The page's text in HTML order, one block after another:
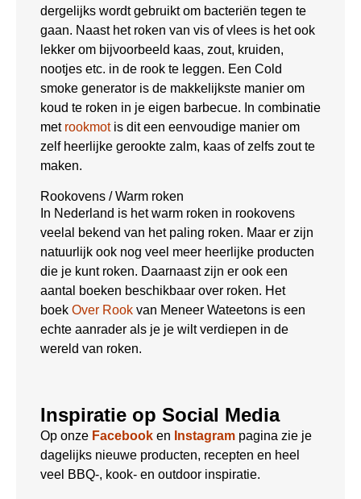
dergelijks wordt gebruikt om bacteriën tegen te
gaan. Naast het roken van vis of vlees is het ook
lekker om bijvoorbeeld kaas, zout, kruiden,
nootjes etc. in de rook te leggen. Een Cold
smoke generator is de makkelijkste manier om
koud te roken in je eigen barbecue. In combinatie
met rookmotis dit een eenvoudige manier om
zelf heerlijke gerookte zalm, kaas of zelfs zout te
maken.
Rookovens / Warm roken
In Nederland is het warm roken in rookovens
veelal bekend van het paling roken. Maar er zijn
natuurlijk ook nog veel meer heerlijke producten
die je kunt roken. Daarnaast zijn er ook een
aantal boeken beschikbaar over roken. Het
boek Over Rook van Meneer Wateetons is een
echte aanrader als je je wilt verdiepen in de
wereld van roken.
Inspiratie op Social Media
Op onze Facebook en Instagram pagina zie je
dagelijks nieuwe producten, recepten en heel
veel BBQ-, kook- en outdoor inspiratie.